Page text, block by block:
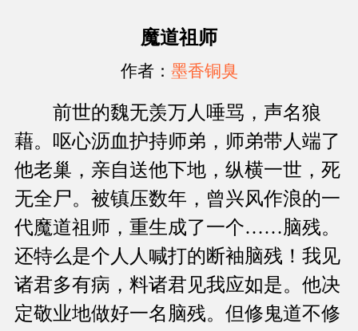
魔道祖师
作者： 墨香铜臭
前世的魏无羡万人唾骂，声名狼
藉。呕心沥血护持师弟，师弟带人端了
他老巢，亲自送他下地，纵横一世，死
无全尸。被镇压数年，曾兴风作浪的一
代魔道祖师，重生成了一个……脑残。
还特么是个人人喊打的断袖脑残！我见
诸君多有病，料诸君见我应如是。他决
定敬业地做好一名脑残。但修鬼道不修